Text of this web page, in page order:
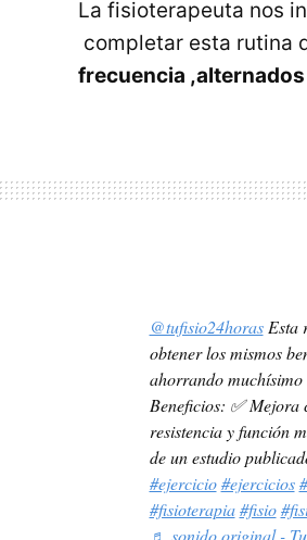
La fisioterapeuta nos
completar esta rutina
frecuencia
@tufisio24horasEsta
obtener los mismos
ahorrando muchísimo
Beneficios: ✅
resistencia y función
de un estudio
#ejercicio #ejercicios
#fisioterapia #fisio
♬ sonido original -